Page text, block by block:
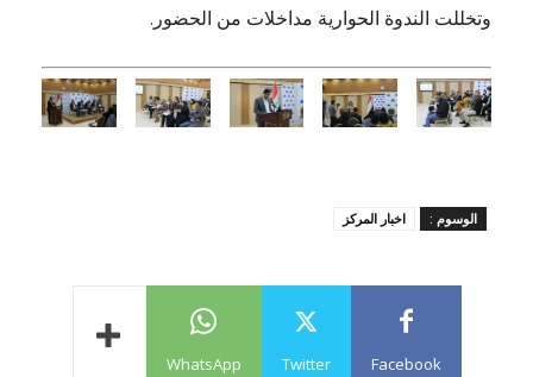
وتخللت الندوة الحوارية مداخلات من الحضور.
الوسوم : اخبار المركز
Facebook
Twitter
WhatsApp